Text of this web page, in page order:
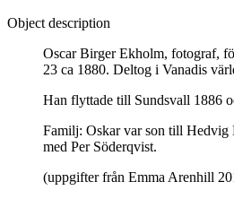
Object description
Oscar Birger Ekholm, fotograf,
23 ca 1880. Deltog i Vanadis
Han flyttade till Sundsvall 1886
Familj: Oskar var son till Hedvig
med Per Söderqvist.
(uppgifter från Emma Arenhill